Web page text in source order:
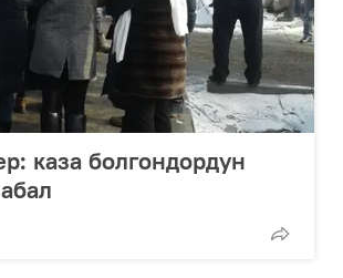
каза болгондордун